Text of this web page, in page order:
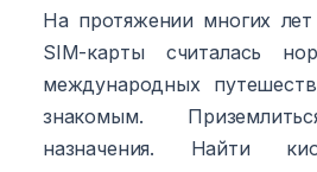
На протяжении многих
SIM-карты считалась
международных
знакомым.
назначения. Найти